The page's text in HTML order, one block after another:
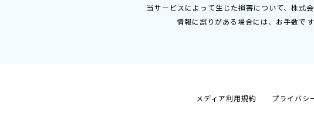
当サービスによって生じた損害について、株式
情報に誤りがある場合には、お手数で
メディア利用規約 プライバシ